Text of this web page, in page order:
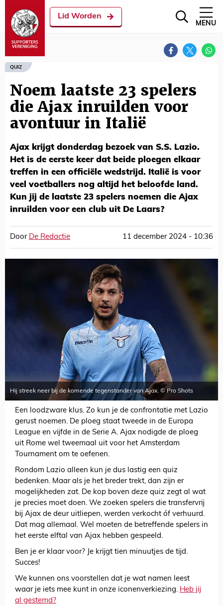
Lid Worden
MENU
QUIZ
Noem laatste 23 spelers
die Ajax inruilden voor
avontuur in Italië
Ajax krijgt donderdag bezoek van S.S. Lazio.
Het is de eerste keer dat beide ploegen elkaar
treffen in een officiële wedstrijd. Italië is voor
veel voetballers nog altijd het beloofde land.
Kun jij de laatste 23 spelers noemen die Ajax
inruilden voor een club uit De Laars?
Door De Redactie 11 december 2024 - 10:36
Hij streek neer bij de komende tegenstander van Ajax. © Pro Shots
Een loodzware klus. Zo kun je de confrontatie met Lazio
gerust noemen. De ploeg staat tweede in de Europa
League en vijfde in de Serie A. Ajax nodigde de ploeg
uit Rome wel tweemaal uit voor het Amsterdam
Tournament om te oefenen.
Rondom Lazio alleen kun je dus lastig een quiz
bedenken. Maar als je het breder trekt, dan zijn er
mogelijkheden zat. De kop boven deze quiz zegt al wat
je precies moet doen. We zoeken spelers die transfervrij
bij Ajax de deur uitliepen, werden verkocht óf verhuurd.
Dat mag allemaal. Wel moeten de betreffende spelers in
het eerste elftal van Ajax hebben gespeeld.
Ben je er klaar voor? Je krijgt tien minuutjes de tijd.
Succes!
We kunnen ons voorstellen dat je wat namen leest
waar je iets mee kunt in onze iconenverkiezing. Heb jij
al gestemd?